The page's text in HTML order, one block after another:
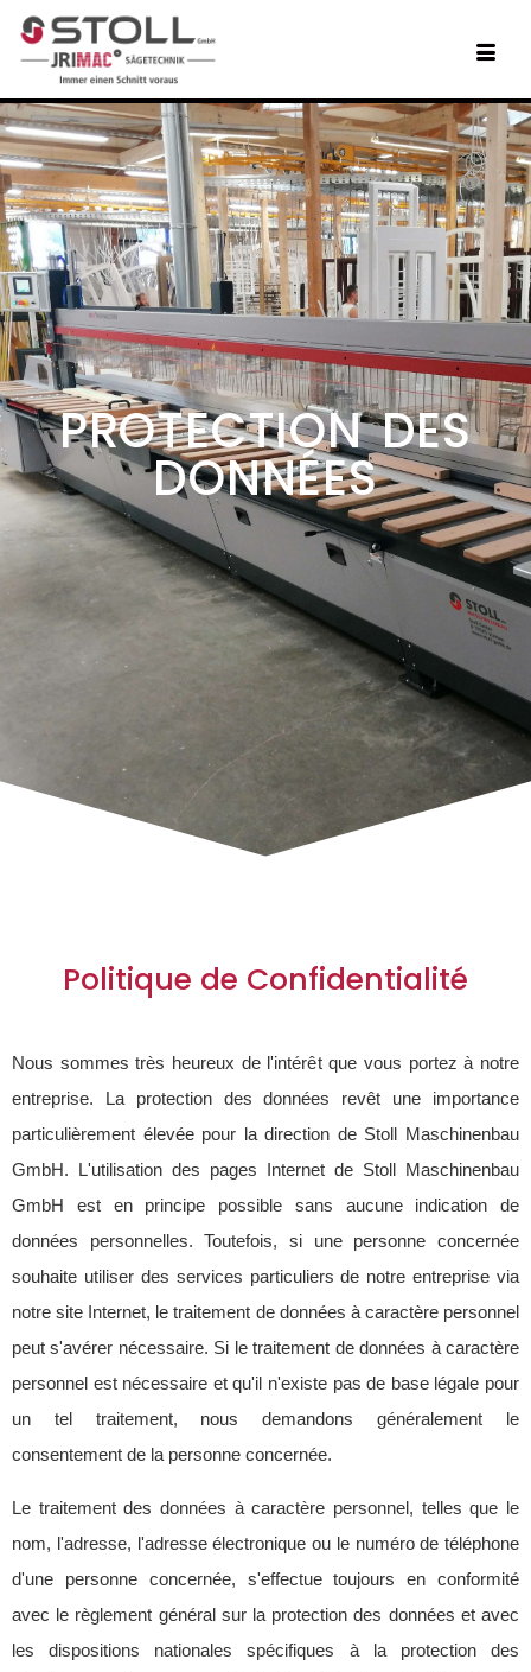
PROTECTION DES
DONNÉES
Politique de Confidentialité
Nous sommes très heureux de l'intérêt que vous portez à notre
entreprise. La protection des données revêt une importance
particulièrement élevée pour la direction de Stoll Maschinenbau
GmbH. L'utilisation des pages Internet de Stoll Maschinenbau
GmbH est en principe possible sans aucune indication de
données personnelles. Toutefois, si une personne concernée
souhaite utiliser des services particuliers de notre entreprise via
notre site Internet, le traitement de données à caractère personnel
peut s'avérer nécessaire. Si le traitement de données à caractère
personnel est nécessaire et qu'il n'existe pas de base légale pour
un tel traitement, nous demandons généralement le
consentement de la personne concernée.
Le traitement des données à caractère personnel, telles que le
nom, l'adresse, l'adresse électronique ou le numéro de téléphone
d'une personne concernée, s'effectue toujours en conformité
avec le règlement général sur la protection des données et avec
les dispositions nationales spécifiques à la protection des